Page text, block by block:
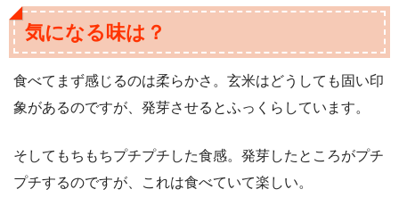
気になる味は？
食べてまず感じるのは柔らかさ。玄米はどうしても固い印
象があるのですが、発芽させるとふっくらしています。
そしてもちもちプチプチした食感。発芽したところがプチ
プチするのですが、これは食べていて楽しい。